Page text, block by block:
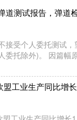
有多可怕，头发催
常面临着极大的风
的产婆和医生待命